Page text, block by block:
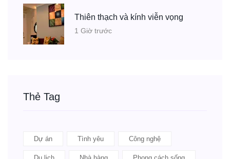
Thiên thạch và kính viễn vọng
1 Giờ trước
Thẻ Tag
Dự án Tình yêu Công nghệ